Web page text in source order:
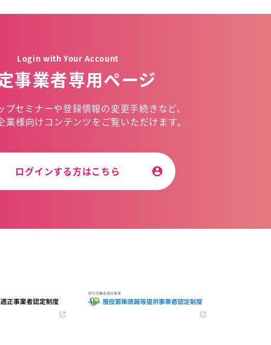
Login with Your Account
事業者専用ページ
プセミナーや登録情報の変更手続きなど、
業様向けコンテンツを ご覧いただけます。
ログインする方はこちら